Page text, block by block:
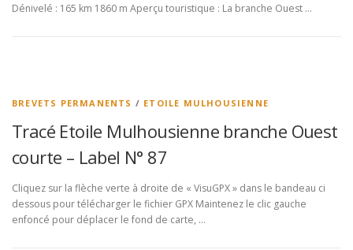
Dénivelé : 165 km 1860 m Aperçu touristique : La branche Ouest …
BREVETS PERMANENTS / ETOILE MULHOUSIENNE
Tracé Etoile Mulhousienne branche Ouest
courte – Label N° 87
Cliquez sur la flèche verte à droite de « VisuGPX » dans le bandeau ci
dessous pour télécharger le fichier GPX Maintenez le clic gauche
enfoncé pour déplacer le fond de carte, …